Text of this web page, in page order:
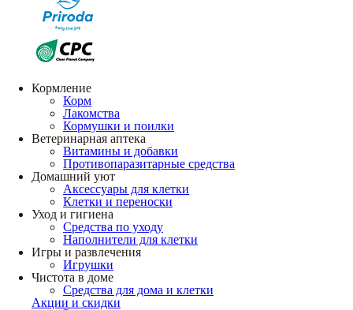
Кормление
Корм
Лакомства
Кормушки и поилки
Ветеринарная аптека
Витамины и добавки
Противопаразитарные средства
Домашний уют
Аксессуары для клетки
Клетки и переноски
Уход и гигиена
Средства по уходу
Наполнители для клетки
Игры и развлечения
Игрушки
Чистота в доме
Средства для дома и клетки
Акции и скидки